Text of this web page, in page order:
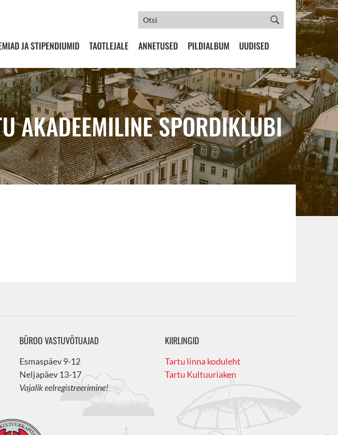
JA STIPENDIUMID TAOTLEJALE ANNETUSED PILDIALBUM UUDISED
AKADEEMILINE SPORDIKLUBI
BÜROO VASTUVÕTUAJAD
Esmaspäev 9-12
Neljapäev 13-17
Vajalik eelregistreerimine!
KIIRLINGID
Tartu linna koduleht
Tartu Kultuuriaken